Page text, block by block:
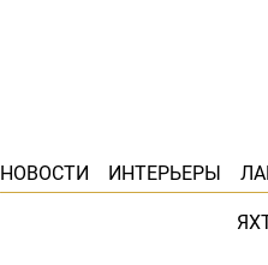
НОВОСТИ ИНТЕРЬЕРЫ